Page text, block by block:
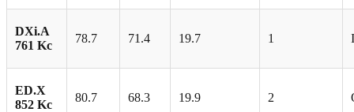
DXi.A
761 Kc
78.7 71.4 19.7 1
ED.X
852 Kc
80.7 68.3 19.9 2